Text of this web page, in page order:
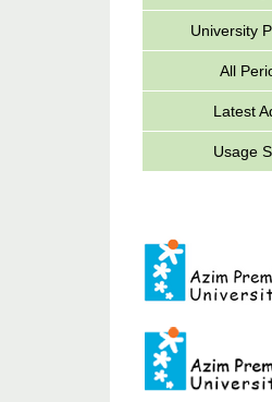
University
All
Latest
Usage